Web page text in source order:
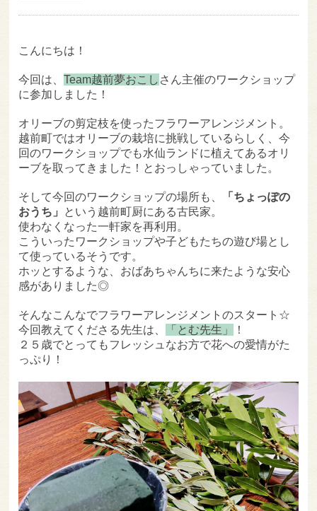
こんにちは！
今回は、 Team越前夢おこし さん主催のワークショップ
に参加しました！
オリーブの剪定枝を使ったフラワーアレンジメント。
越前町ではオリーブの栽培に挑戦しているらしく、今
回のワークショップでも水仙ランドに植えてあるオリ
ーブを取ってきました！とおっしゃっていました。
そして今回のワークショップの場所も、
「ちょっぽの
おうち」
という越前町厨にある古民家。
使わなくなった一軒家を再利用。
こういったワークショップや子どもたちの遊び場とし
て使っているそうです。
ホッとするような、おばあちゃんちに来たような安心
感がありました◎
そんなこんなでフラワーアレンジメントのスタート☆
今回教えてくださる先生は、
「とむ先生」
！
２５歳でとってもフレッシュなお方で花への愛情がた
っぷり！